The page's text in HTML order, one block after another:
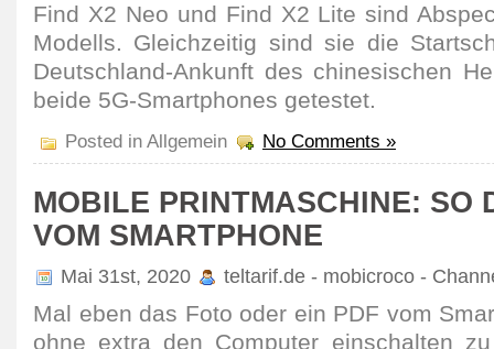
Find X2 Neo und Find X2 Lite sind
Modells. Gleich­zeitig sind sie die
Deutsch­land-Ankunft des chine­si­schen
beide 5G-Smart­phones getestet.
Posted in Allgemein No Comments »
MOBILE PRINTMASCHINE: SO
VOM SMARTPHONE
Mai 31st, 2020 teltarif.de - mobicroco -
Mal eben das Foto oder ein PDF vom
ohne extra den Computer einschalten